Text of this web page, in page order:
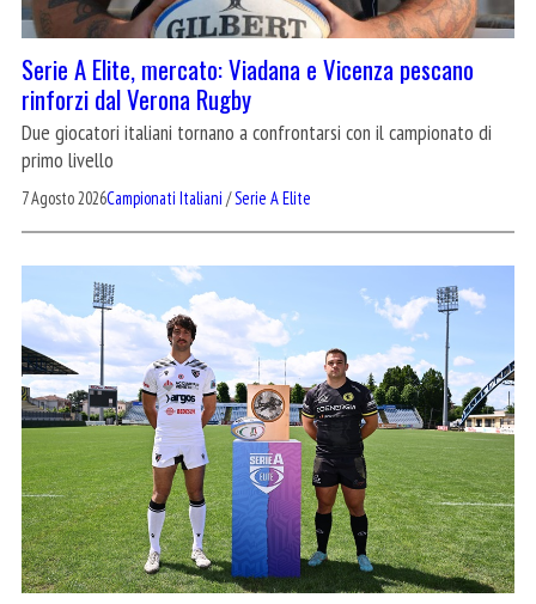
Serie A Elite, mercato: Viadana e Vicenza pescano
rinforzi dal Verona Rugby
Due giocatori italiani tornano a confrontarsi con il campionato di
primo livello
7 Agosto 2026Campionati Italiani /Serie A Elite